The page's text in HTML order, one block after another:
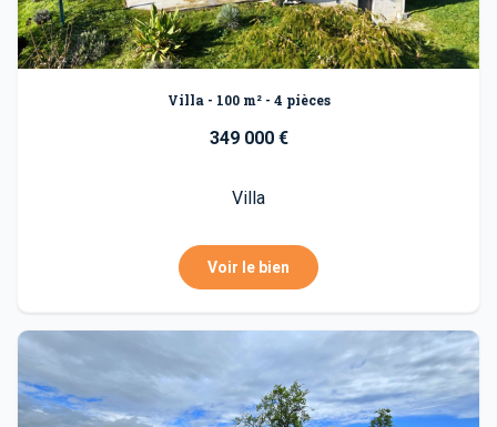
Villa - 100 m² - 4 pièces
349 000 €
Villa
Voir le bien